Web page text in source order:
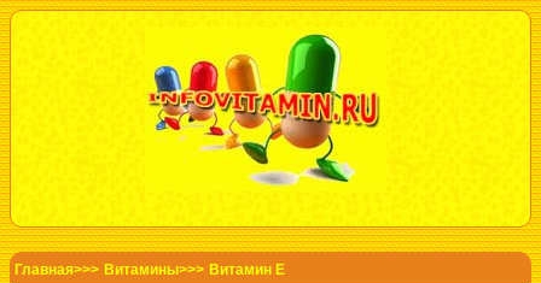
Главная>>> Витамины>>> Витамин Е